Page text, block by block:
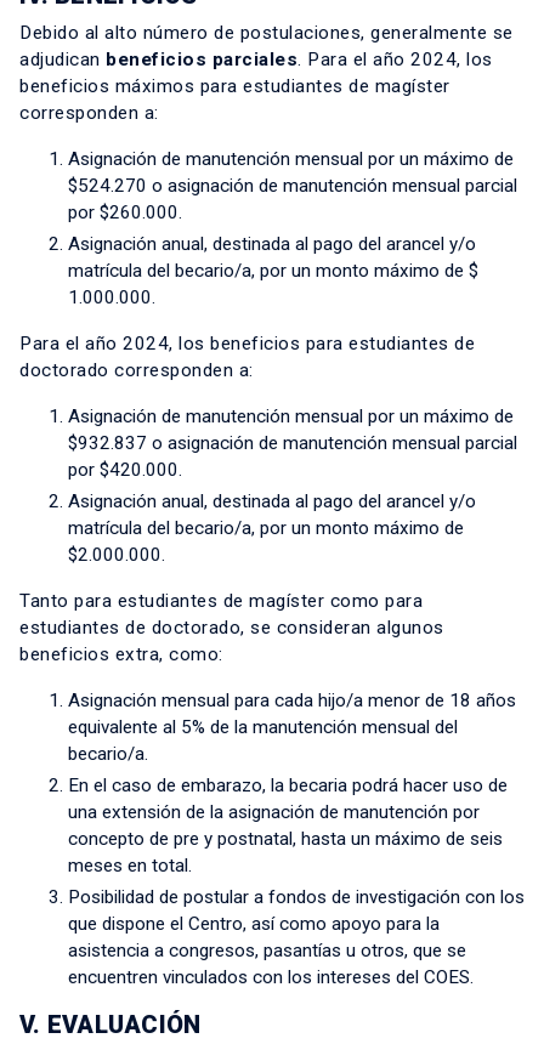
Debido al alto número de postulaciones, generalmente se
adjudican beneficios parciales. Para el año 2024, los
beneficios máximos para estudiantes de magíster
corresponden a:
Asignación de manutención mensual por un máximo de
$524.270 o asignación de manutención mensual parcial
por $260.000.
Asignación anual, destinada al pago del arancel y/o
matrícula del becario/a, por un monto máximo de $
1.000.000.
Para el año 2024, los beneficios para estudiantes de
doctorado corresponden a:
Asignación de manutención mensual por un máximo de
$932.837 o asignación de manutención mensual parcial
por $420.000.
Asignación anual, destinada al pago del arancel y/o
matrícula del becario/a, por un monto máximo de
$2.000.000.
Tanto para estudiantes de magíster como para
estudiantes de doctorado, se consideran algunos
beneficios extra, como:
Asignación mensual para cada hijo/a menor de 18 años
equivalente al 5% de la manutención mensual del
becario/a.
En el caso de embarazo, la becaria podrá hacer uso de
una extensión de la asignación de manutención por
concepto de pre y postnatal, hasta un máximo de seis
meses en total.
Posibilidad de postular a fondos de investigación con los
que dispone el Centro, así como apoyo para la
asistencia a congresos, pasantías u otros, que se
encuentren vinculados con los intereses del COES.
V. EVALUACIÓN